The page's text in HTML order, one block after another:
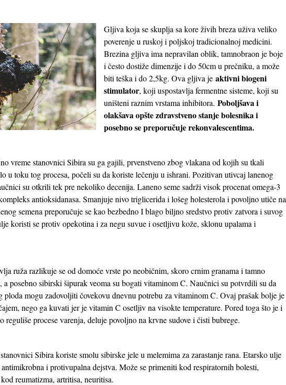
Gljiva koja se skuplja sa kore živih breza uživa veliko
poverenje u ruskoj i poljskoj tradicionalnoj medicini.
Brezina gljiva ima nepravilan oblik, tamnobraon je boje
i često dostiže dimenzije i do 50cm u prečniku, a može
biti teška i do 2,5kg. Ova gljiva je aktivni biogeni
stimulator, koji uspostavlja fermentne sisteme, koji su
uništeni raznim vrstama inhibitora. Poboljšava i
olakšava opšte zdravstveno stanje bolesnikai
posebno se preporučuje rekonvalescentima.
vreme stanovnici Sibira su ga gajili, prvenstveno zbog vlakana od kojih su tkali
u toku tog procesa, počeli su da koriste lečenju u ishrani. Pozitivan utivcaj lanenog
su otkrili tek pre nekoliko decenija. Laneno seme sadrži visok procenat omega-3
antioksidanasa. Smanjuje nivo triglicerida i lošeg holesterola i povoljno utiče na
semena preporučuje se kao bezbedno I blago biljno sredstvo protiv zatvora i suvog
koristi se protiv opekotina i za negu suvue i osetljivu kože, sklonu upalama i
ruža razlikuje se od domoće vrste po neobičnim, skoro crnim granama i tamno
posebno sibirski šipurak veoma su bogati vitaminom C. Naučnici su potvrdili su da
ploda mogu zadovoljiti čovekovu dnevnu potrebu za vitaminom C. Ovaj prašak bolje je
nego ga kuvati jer je vitamin C osetljiv na visokte temperature. Pored toga što je i
procese varenja, deluje povoljno na krvne sudove i čisti bubrege.
Sibira koriste smolu sibirske jele u melemima za zarastanje rana. Etarsko ulje
i protivupalna dejstva. Može se primeniti kod respiratornih bolesti,
reumatizma, artritisa, neuritisa.